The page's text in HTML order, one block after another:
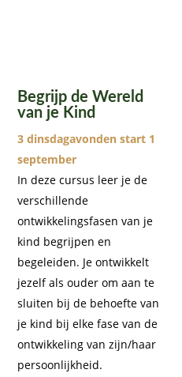
Begrijp de Wereld
van je Kind
3 dinsdagavonden start 1
september
In deze cursus leer je de
verschillende
ontwikkelingsfasen van je
kind begrijpen en
begeleiden. Je ontwikkelt
jezelf als ouder om aan te
sluiten bij de behoefte van
je kind bij elke fase van de
ontwikkeling van zijn/haar
persoonlijkheid.